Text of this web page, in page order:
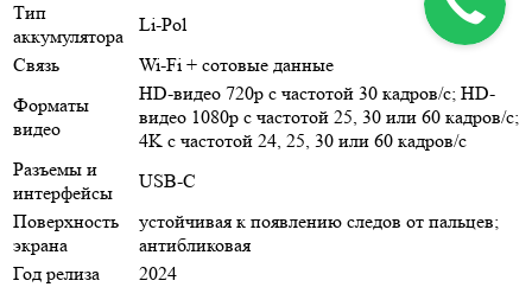
Тип
аккумулятора
Li-Pol
Связь
Wi-Fi + сотовые данные
Форматы
видео
HD-видео 720p с частотой 30 кадров/ с; HD-
видео 1080p с частотой 25, 30 или 60 кадров/ с;
4K с частотой 24, 25, 30 или 60 кадров/ с
Разъемы и
интерфейсы
USB-C
Поверхность
экрана
устойчивая к появлению следов от пальцев;
антибликовая
Год релиза
2024